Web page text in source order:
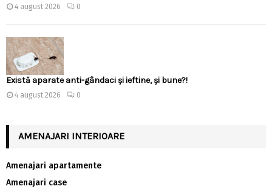
4 august 2026 0
Există aparate anti-gândaci și ieftine, și bune?!
4 august 2026 0
AMENAJARI INTERIOARE
Amenajari apartamente
Amenajari case